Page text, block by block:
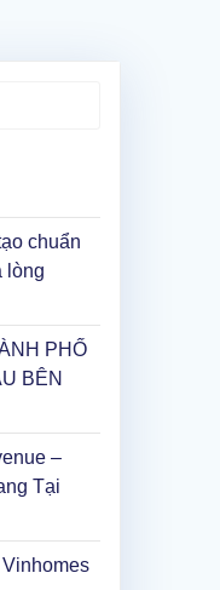
chuẩn
lòng
PHỐ
BÊN
–
Tại